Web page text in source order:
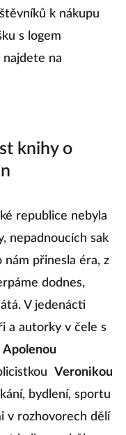
klidně dva... i
Zajděte ve
prodejny v
k nákupu
knihy o
republice nebyla
nepadnoucích sak
přinesla éra, z
dodnes,
V jedenácti
a autorky v čele s
Apolenou